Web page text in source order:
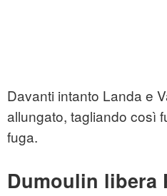
Davanti intanto Landa e
allungato, tagliando così
fuga.
Dumoulin libera